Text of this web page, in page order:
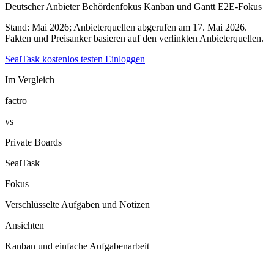
Deutscher AnbieterBehördenfokus Kanban und Gantt E2E-Fokus
Stand: Mai 2026; Anbieterquellen abgerufen am 17. Mai 2026.
Fakten und Preisanker basieren auf den verlinkten Anbieterquellen.
SealTask kostenlos testen Einloggen
Im Vergleich
factro
vs
Private Boards
SealTask
Fokus
Verschlüsselte Aufgaben und Notizen
Ansichten
Kanban und einfache Aufgabenarbeit